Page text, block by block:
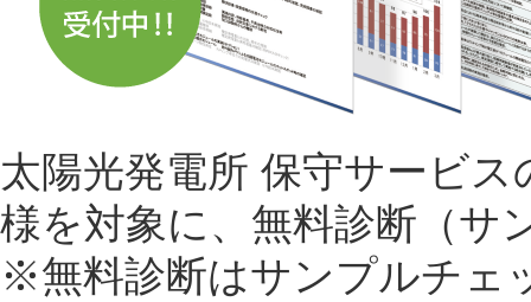
太陽光発電所 保守サービ
様を対象に、無料診断（サ
※無料診断はサンプルチェ